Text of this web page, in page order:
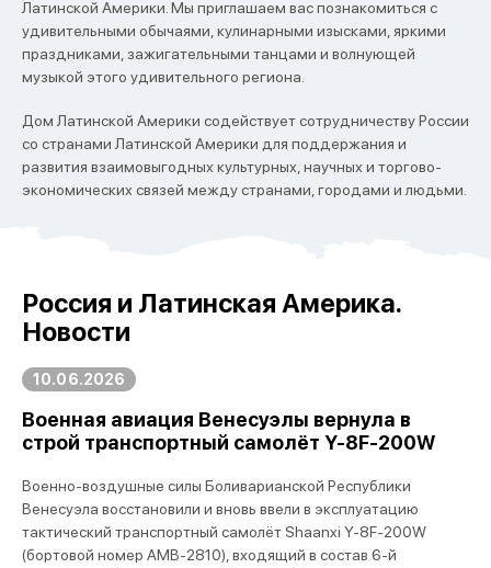
Латинской Америки. Мы приглашаем вас познакомиться с
удивительными обычаями, кулинарными изысками, яркими
праздниками, зажигательными танцами и волнующей
музыкой этого удивительного региона.
Дом Латинской Америки содействует сотрудничеству России
со странами Латинской Америки для поддержания и
развития взаимовыгодных культурных, научных и торгово-
экономических связей между странами, городами и людьми.
Россия и Латинская Америка.
Новости
10.06.2026
Военная авиация Венесуэлы вернула в
строй транспортный самолёт Y-8F-200W
Военно-воздушные силы Боливарианской Республики
Венесуэла восстановили и вновь ввели в эксплуатацию
тактический транспортный самолёт Shaanxi Y-8F-200W
(бортовой номер AMB-2810), входящий в состав 6-й